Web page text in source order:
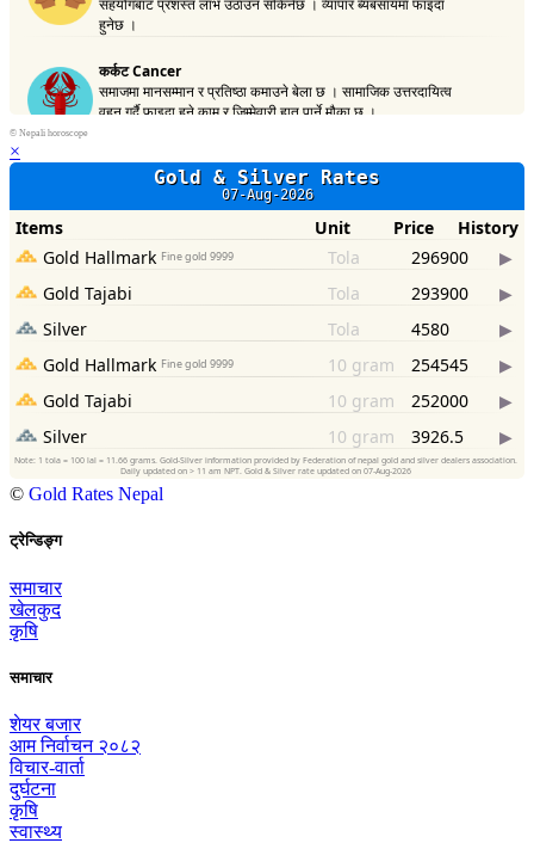
© Nepali horoscope
×
© Gold Rates Nepal
ट्रेन्डिङ्ग
समाचार
खेलकुद
कृषि
समाचार
शेयर बजार
आम निर्वाचन २०८२
विचार-वार्ता
दुर्घटना
कृषि
स्वास्थ्य